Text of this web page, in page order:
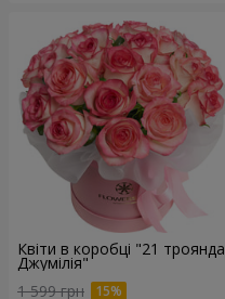
Квіти в коробці "21 троянда
Джумілія"
1 599 грн